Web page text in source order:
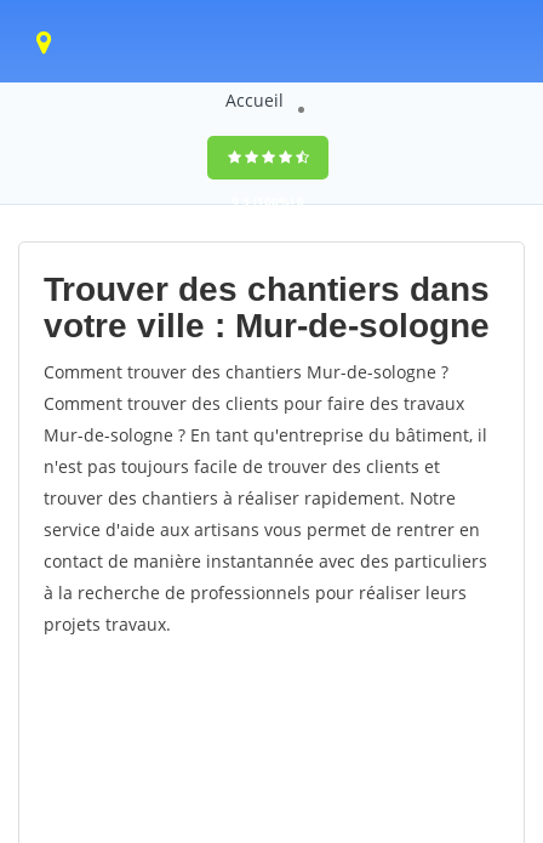
Accueil
9,5(100%)0
votes
Trouver des chantiers dans
votre ville : Mur-de-sologne
Comment trouver des chantiers Mur-de-sologne ?
Comment trouver des clients pour faire des travaux
Mur-de-sologne ? En tant qu'entreprise du bâtiment, il
n'est pas toujours facile de trouver des clients et
trouver des chantiers à réaliser rapidement. Notre
service d'aide aux artisans vous permet de rentrer en
contact de manière instantannée avec des particuliers
à la recherche de professionnels pour réaliser leurs
projets travaux.